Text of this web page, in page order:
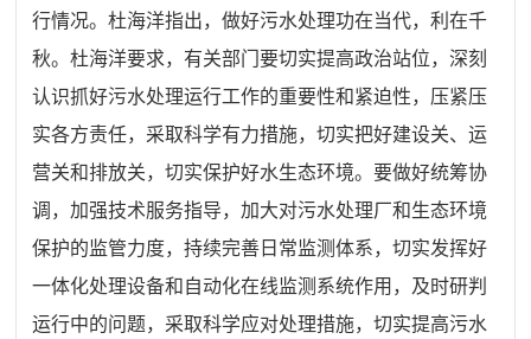
行情况。杜海洋指出，做好污水处理功在当代，利在千
秋。杜海洋要求，有关部门要切实提高政治站位，深刻
认识抓好污水处理运行工作的重要性和紧迫性，压紧压
实各方责任，采取科学有力措施，切实把好建设关、运
营关和排放关，切实保护好水生态环境。要做好统筹协
调，加强技术服务指导，加大对污水处理厂和生态环境
保护的监管力度，持续完善日常监测体系，切实发挥好
一体化处理设备和自动化在线监测系统作用，及时研判
运行中的问题，采取科学应对处理措施，切实提高污水